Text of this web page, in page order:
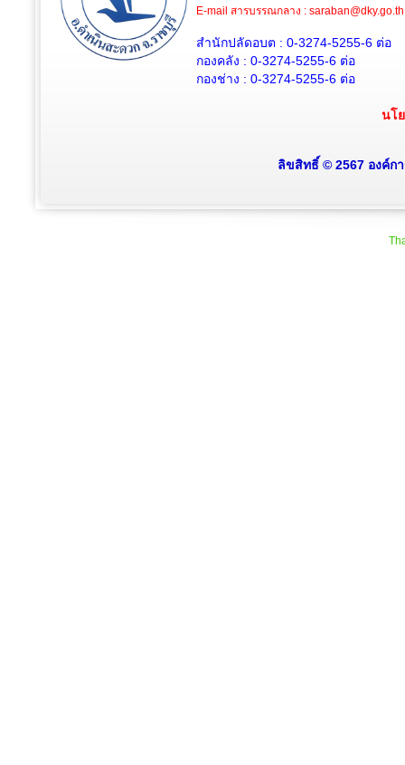
E-mail สารบรรณกลาง : saraban@dky.go.th
สำนักปลัดอบต : 0-3274-5255-6ต่อ
กองคลัง : 0-3274-5255-6ต่อ
กองช่าง : 0-3274-5255-6ต่อ
นโ
ลิขสิทธิ์ © 2567 องค์ก